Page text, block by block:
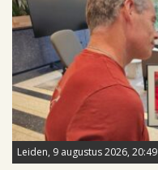
Leiden, 9 augustus 2026, 20:49